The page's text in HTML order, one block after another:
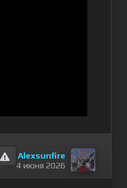
Alexsunfire
4 июня 2026